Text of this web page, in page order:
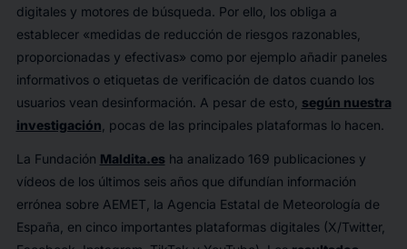
digitales y motores de búsqueda. Por ello, los obliga a
establecer «medidas de reducción de riesgos razonables,
proporcionadas y efectivas» como por ejemplo añadir paneles
informativos o etiquetas de verificación de datos cuando los
usuarios vean desinformación. A pesar de esto, según nuestra
investigación , pocas de las principales plataformas lo hacen.
La Fundación Maldita.esha analizado 169 publicaciones y
vídeos de los últimos seis años que difundían información
errónea sobre AEMET, la Agencia Estatal de Meteorología de
España, en cinco importantes plataformas digitales (X/Twitter,